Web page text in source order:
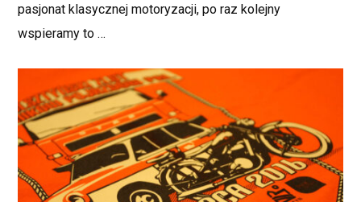
pasjonat klasycznej motoryzacji, po raz kolejny
wspieramy to …